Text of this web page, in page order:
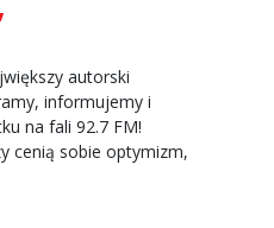
autorski
informujemy i
na fali 92.7 FM!
cenią sobie optymizm,